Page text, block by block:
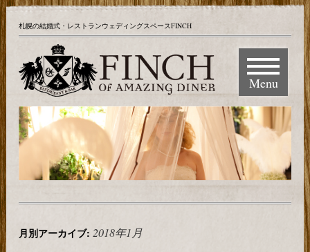
札幌の結婚式・レストランウェディングスペースFINCH
Menu
月別アーカイブ: 2018年1月